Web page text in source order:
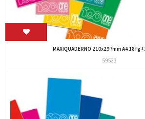
MAXIQUADERNO 210x297mm A4
59523